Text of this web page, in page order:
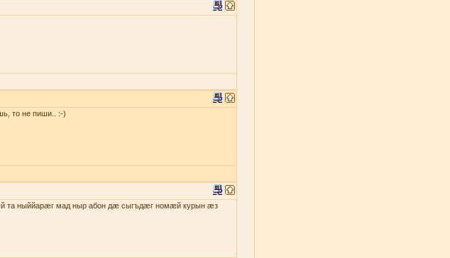
то не пиши.. :-)
ныййарæг мад ныр абон дæ сыгъдæг номæй курын æз